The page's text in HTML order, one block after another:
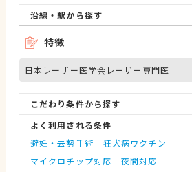
沿線・駅から探す
特徴
日本レーザー医学会レーザー専門医
こだわり条件から探す
よく利用される条件
避妊・去勢手術
狂犬病ワクチン
マイクロチップ対応
夜間対応